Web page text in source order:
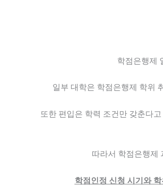
학점은행제
일부 대학은 학점은행제 학위
또한 편입은 학력 조건만 갖춘다
따라서 학점은행제
학점인정 신청 시기와